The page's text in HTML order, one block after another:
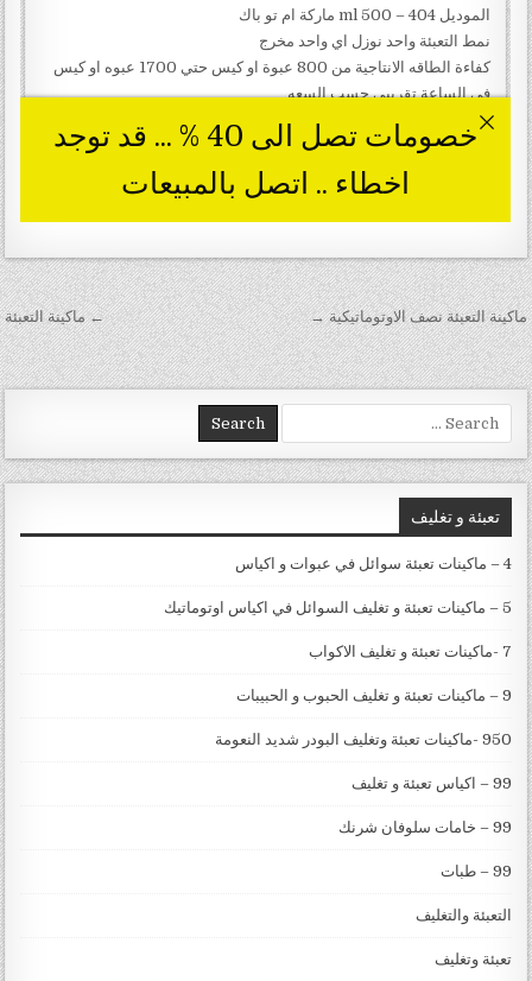
تصفّح المقالات ← ماكينة التعبئة ماكينة التعبئة نصف الاوتوماتيكية →
Search for:
تعبئة و تغليف
4 – ماكينات تعبئة سوائل في عبوات و اكياس
5 – ماكينات تعبئة و تغليف السوائل في اكياس اوتوماتيك
7 -ماكينات تعبئة و تغليف الاكواب
9 – ماكينات تعبئة و تغليف الحبوب و الحبيبات
950 -ماكينات تعبئة وتغليف البودر شديد النعومة
99 – اكياس تعبئة و تغليف
99 – خامات سلوفان شرنك
99 – طبات
التعبئة والتغليف
تعبئة وتغليف